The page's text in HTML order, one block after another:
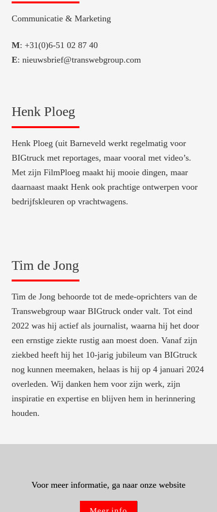
Communicatie & Marketing
M
E: nieuwsbrief@transwebgroup.com
Henk Ploeg
Henk Ploeg (uit Barneveld werkt regelmatig voor
BIGtruck met reportages, maar vooral met video’s.
Met zijn FilmPloeg maakt hij mooie dingen, maar
daarnaast maakt Henk ook prachtige ontwerpen voor
bedrijfskleuren op vrachtwagens.
Tim de Jong
Tim de Jong behoorde tot de mede-oprichters van de
Transwebgroup waar BIGtruck onder valt. Tot eind
2022 was hij actief als journalist, waarna hij het door
een ernstige ziekte rustig aan moest doen. Vanaf zijn
ziekbed heeft hij het 10-jarig jubileum van BIGtruck
nog kunnen meemaken, helaas is hij op 4 januari 2024
overleden. Wij danken hem voor zijn werk, zijn
inspiratie en expertise en blijven hem in herinnering
houden.
Voor meer informatie, ga naar onze website